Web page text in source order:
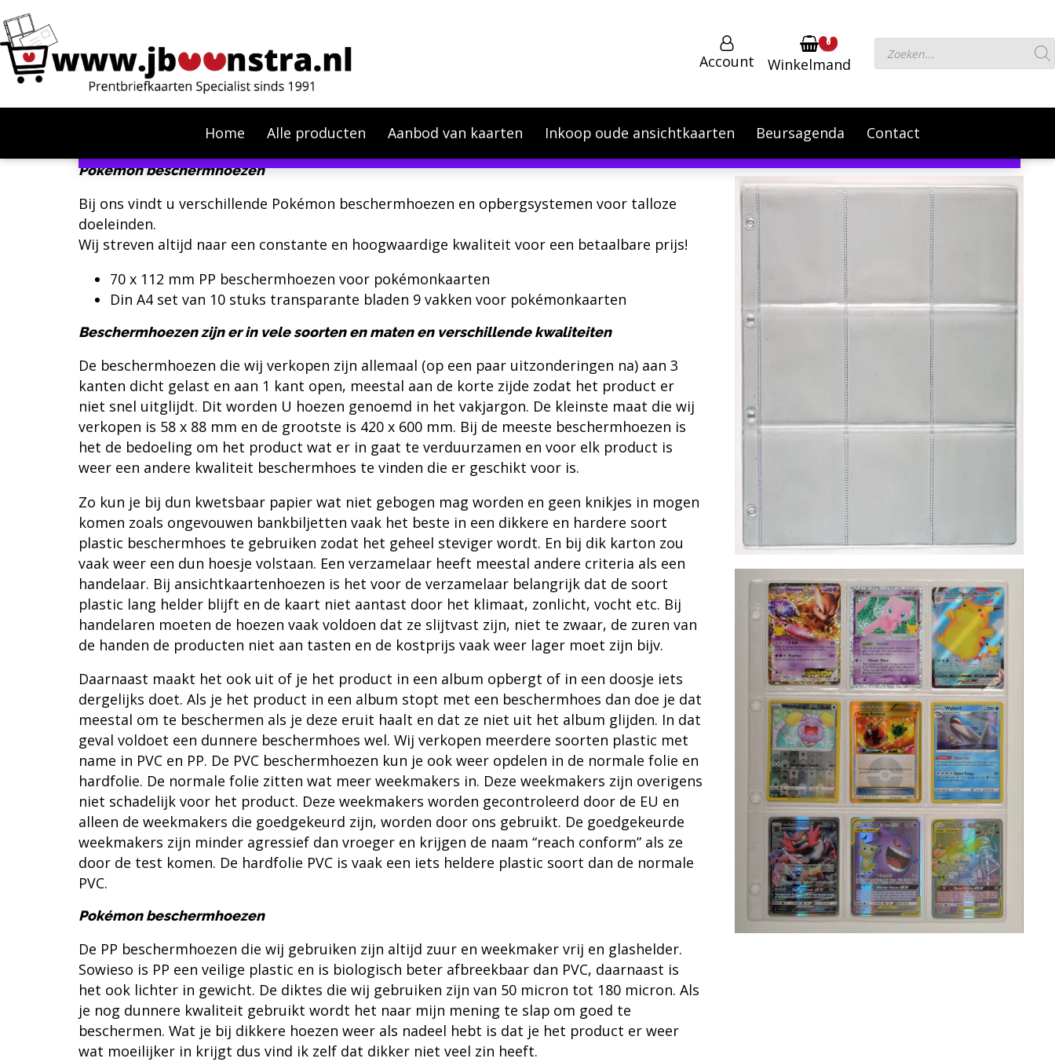
In verband met de stijgende olieprijzen zijn wij genoodzaakt om onze prijzen per 1 September te verhogen.Negeren
Account
0
Winkelmand
Producten
Home Alle producten Aanbod van kaarten Inkoop oude ansichtkaarten Beursagenda
Contact
Pokémon beschermhoezen
Bij ons vindt u verschillende Pokémon beschermhoezen en opbergsystemen voor talloze
doeleinden.
Wij streven altijd naar een constante en hoogwaardige kwaliteit voor een betaalbare prijs!
70 x 112 mm PP beschermhoezen voor pokémonkaarten
Din A4 set van 10 stuks transparante bladen 9 vakken voor pokémonkaarten
Beschermhoezen zijn er in vele soorten en maten en verschillende kwaliteiten
De beschermhoezen die wij verkopen zijn allemaal (op een paar uitzonderingen na) aan 3
kanten dicht gelast en aan 1 kant open, meestal aan de korte zijde zodat het product er
niet snel uitglijdt. Dit worden U hoezen genoemd in het vakjargon. De kleinste maat die wij
verkopen is 58 x 88 mm en de grootste is 420 x 600 mm. Bij de meeste beschermhoezen is
het de bedoeling om het product wat er in gaat te verduurzamen en voor elk product is
weer een andere kwaliteit beschermhoes te vinden die er geschikt voor is.
Zo kun je bij dun kwetsbaar papier wat niet gebogen mag worden en geen knikjes in mogen
komen zoals ongevouwen bankbiljetten vaak het beste in een dikkere en hardere soort
plastic beschermhoes te gebruiken zodat het geheel steviger wordt. En bij dik karton zou
vaak weer een dun hoesje volstaan. Een verzamelaar heeft meestal andere criteria als een
handelaar. Bij ansichtkaartenhoezen is het voor de verzamelaar belangrijk dat de soort
plastic lang helder blijft en de kaart niet aantast door het klimaat, zonlicht, vocht etc. Bij
handelaren moeten de hoezen vaak voldoen dat ze slijtvast zijn, niet te zwaar, de zuren van
de handen de producten niet aan tasten en de kostprijs vaak weer lager moet zijn bijv.
Daarnaast maakt het ook uit of je het product in een album opbergt of in een doosje iets
dergelijks doet. Als je het product in een album stopt met een beschermhoes dan doe je dat
meestal om te beschermen als je deze eruit haalt en dat ze niet uit het album glijden. In dat
geval voldoet een dunnere beschermhoes wel. Wij verkopen meerdere soorten plastic met
name in PVC en PP. De PVC beschermhoezen kun je ook weer opdelen in de normale folie en
hardfolie. De normale folie zitten wat meer weekmakers in. Deze weekmakers zijn overigens
niet schadelijk voor het product. Deze weekmakers worden gecontroleerd door de EU en
alleen de weekmakers die goedgekeurd zijn, worden door ons gebruikt. De goedgekeurde
weekmakers zijn minder agressief dan vroeger en krijgen de naam “reach conform” als ze
door de test komen. De hardfolie PVC is vaak een iets heldere plastic soort dan de normale
PVC.
Pokémon beschermhoezen
De PP beschermhoezen die wij gebruiken zijn altijd zuur en weekmaker vrij en glashelder.
Sowieso is PP een veilige plastic en is biologisch beter afbreekbaar dan PVC, daarnaast is
het ook lichter in gewicht. De diktes die wij gebruiken zijn van 50 micron tot 180 micron. Als
je nog dunnere kwaliteit gebruikt wordt het naar mijn mening te slap om goed te
beschermen. Wat je bij dikkere hoezen weer als nadeel hebt is dat je het product er weer
wat moeilijker in krijgt dus vind ik zelf dat dikker niet veel zin heeft.